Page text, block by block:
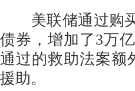
美联储通过购买
债券，增加了3万
通过的救助法案额
援助。